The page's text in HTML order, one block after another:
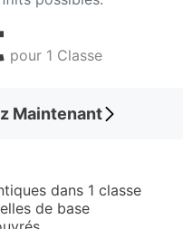
pour 1 Classe
Maintenant
dans 1 classe
de base